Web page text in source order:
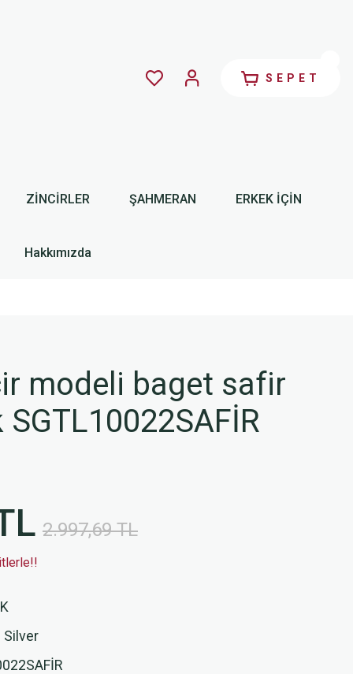
SEPET
ZİNCİRLER ŞAHMERAN ERKEK İÇİN
Hakkımızda
modeli baget safir
2.997,69 TL
Silver